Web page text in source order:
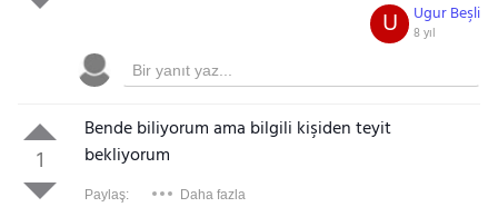
Ugur Beşli
8 yıl
U
1
Bende biliyorum ama bilgili kişiden teyit
bekliyorum
Paylaş: Daha fazla